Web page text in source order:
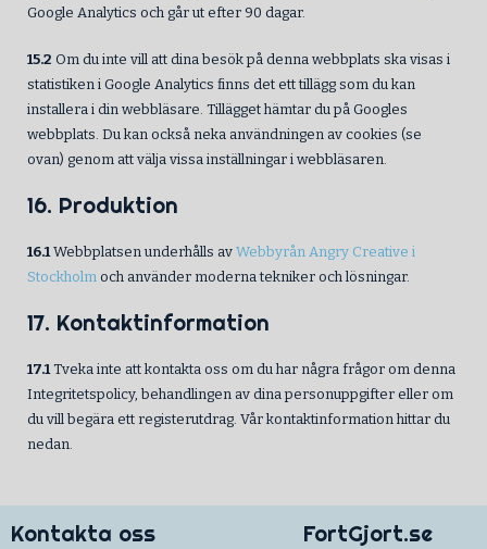
Google Analytics och går ut efter 90 dagar.
15.2 Om du inte vill att dina besök på denna webbplats ska visas i
statistiken i Google Analytics finns det ett tillägg som du kan
installera i din webbläsare. Tillägget hämtar du på Googles
webbplats. Du kan också neka användningen av cookies (se
ovan) genom att välja vissa inställningar i webbläsaren.
16. Produktion
16.1Webbplatsen underhålls av Webbyrån Angry Creative i
Stockholm och använder moderna tekniker och lösningar.
17. Kontaktinformation
17.1Tveka inte att kontakta oss om du har några frågor om denna
Integritetspolicy, behandlingen av dina personuppgifter eller om
du vill begära ett registerutdrag. Vår kontaktinformation hittar du
nedan.
Kontakta oss FortGjort.se